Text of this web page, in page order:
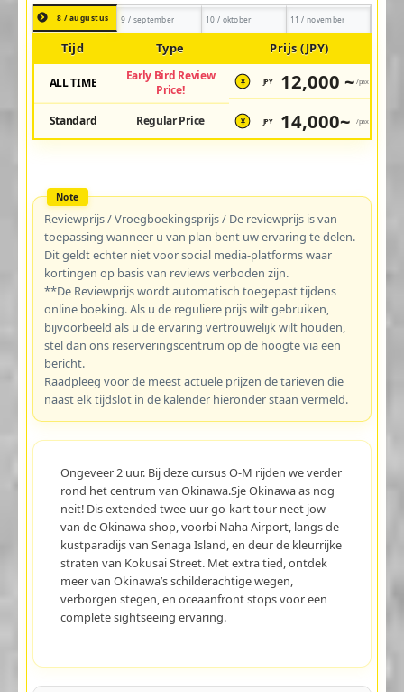
8 / augustus 9 / september 10 / oktober 11 / november
Tijd Type Prijs (JPY)
ALL TIME
Early Bird Review
Price!
¥ JPY 12,000 ~ /pax
Standard Regular Price ¥ JPY 14,000~ /pax
Reviewprijs / Vroegboekingsprijs / De reviewprijs is van
toepassing wanneer u van plan bent uw ervaring te delen.
Dit geldt echter niet voor social media-platforms waar
kortingen op basis van reviews verboden zijn.
**De Reviewprijs wordt automatisch toegepast tijdens
online boeking. Als u de reguliere prijs wilt gebruiken,
bijvoorbeeld als u de ervaring vertrouwelijk wilt houden,
stel dan ons reserveringscentrum op de hoogte via een
bericht.
Raadpleeg voor de meest actuele prijzen de tarieven die
naast elk tijdslot in de kalender hieronder staan vermeld.
Ongeveer 2 uur. Bij deze cursus O-M rijden we verder
rond het centrum van Okinawa.Sje Okinawa as nog
neit! Dis extended twee-uur go-kart tour neet jow
van de Okinawa shop, voorbi Naha Airport, langs de
kustparadijs van Senaga Island, en deur de kleurrijke
straten van Kokusai Street. Met extra tied, ontdek
meer van Okinawa’s schilderachtige wegen,
verborgen stegen, en oceaanfront stops voor een
complete sightseeing ervaring.